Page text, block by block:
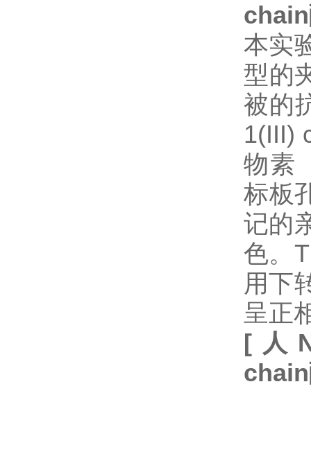
chain
本实
型的
被的
1(III)
物素
标板
记的
色。
用下
呈正
[ 人
chain